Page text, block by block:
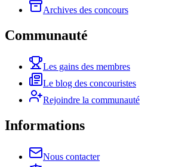
Archives des concours
Communauté
Les gains des membres
Le blog des concouristes
Rejoindre la communauté
Informations
Nous contacter